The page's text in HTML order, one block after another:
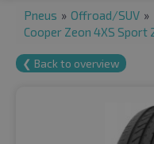
Pneus » Offroad/SUV »
Cooper Zeon 4XS Sport
❮ Back to overview